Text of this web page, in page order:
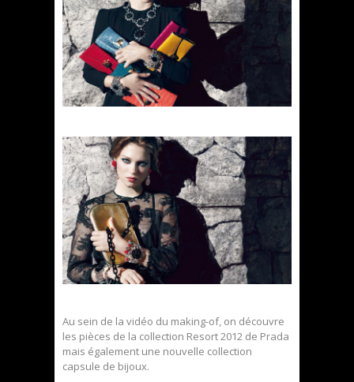
Au sein de la vidéo du making-of, on découvre
les pièces de la collection Resort 2012 de Prada
mais également une nouvelle collection
capsule de bijoux.